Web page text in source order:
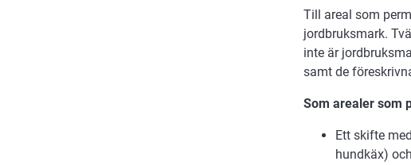
Till areal som
jordbruksmark.
inte är
samt de
Som arealer som
Ett skifte
hundkäx)